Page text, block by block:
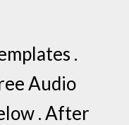
.
Audio
. After